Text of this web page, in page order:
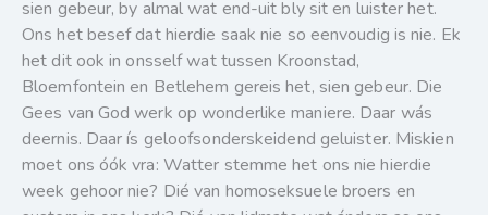
sien gebeur, by almal wat end-uit bly sit en luister het.
Ons het besef dat hierdie saak nie so eenvoudig is nie. Ek
het dit ook in onsself wat tussen Kroonstad,
Bloemfontein en Betlehem gereis het, sien gebeur. Die
Gees van God werk op wonderlike maniere. Daar wás
deernis. Daar ís geloofsonderskeidend geluister. Miskien
moet ons óók vra: Watter stemme het ons nie hierdie
week gehoor nie? Dié van homoseksuele broers en